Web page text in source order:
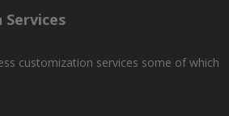
customization services some of which